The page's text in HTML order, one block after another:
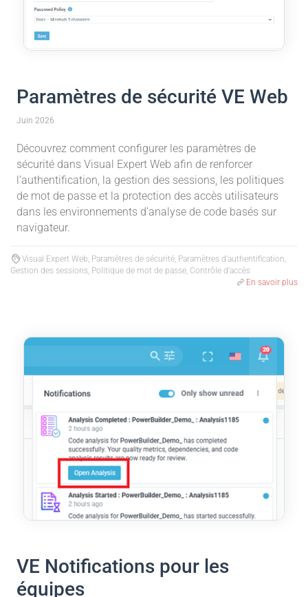
Paramètres de sécurité VE Web
Juin 2026
Découvrez comment configurer les paramètres de
sécurité dans Visual Expert Web afin de renforcer
l’authentification, la gestion des sessions, les politiques
de mot de passe et la protection des accès utilisateurs
dans les environnements d’analyse de code basés sur
navigateur.
Visual Expert Web, Paramètres de sécurité, Paramètres d’authentification,
Gestion des sessions, Politique de mot de passe, Contrôle d’accès
En savoir plus
VE Notifications pour les
équipes